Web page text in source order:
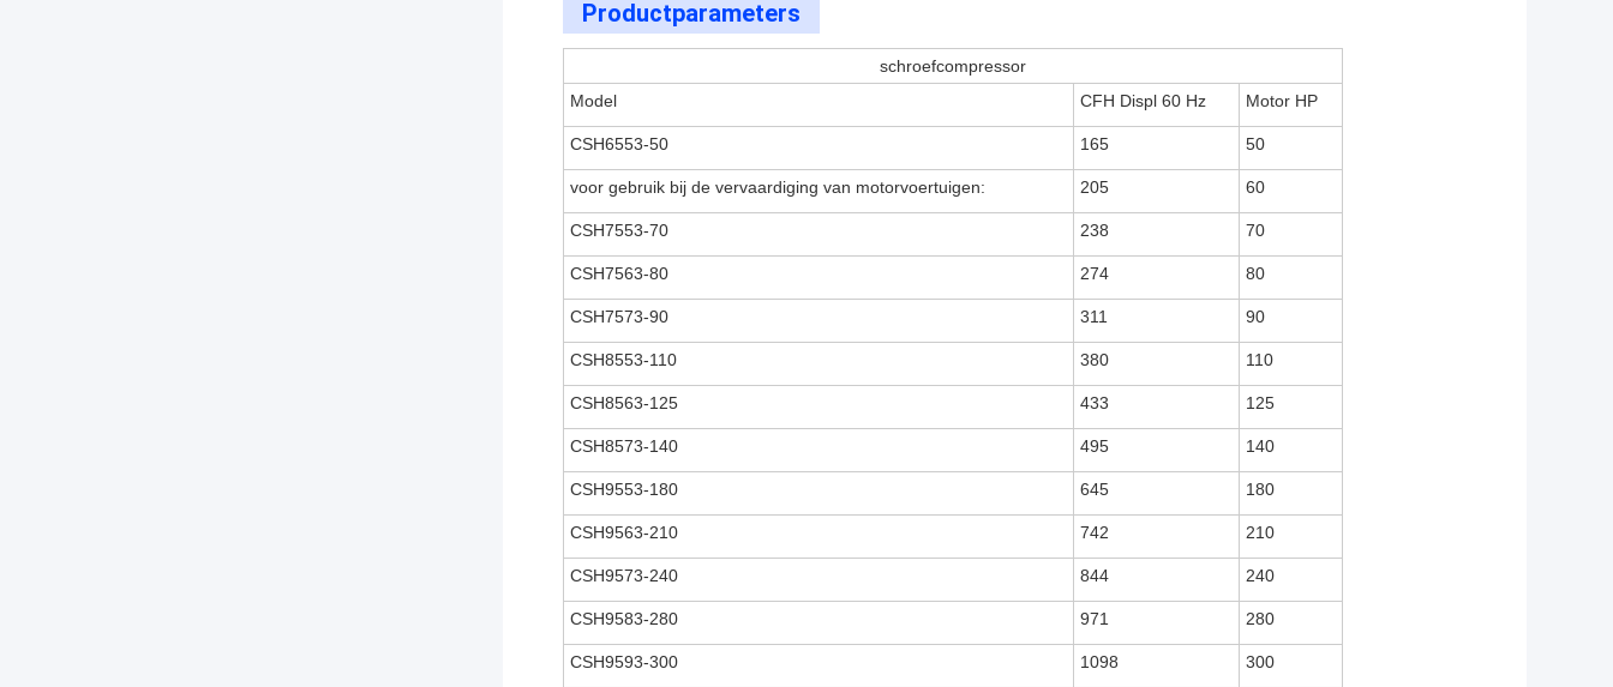
Productparameters
schroefcompressor
Model
CFH Displ 60 Hz Motor HP
CSH6553-50 165 50
voor gebruik bij de vervaardiging van motorvoertuigen: 205 60
CSH7553-70 238 70
CSH7563-80 274 80
CSH7573-90 311 90
CSH8553-110 380 110
CSH8563-125 433 125
CSH8573-140 495 140
CSH9553-180 645 180
CSH9563-210 742 210
CSH9573-240 844 240
CSH9583-280 971 280
CSH9593-300 1098 300